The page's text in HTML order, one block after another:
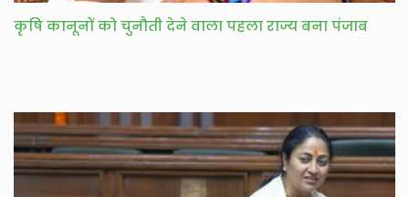
कृषि कानूनों को चुनौती देने वाला पहला राज्य बना पंजाब